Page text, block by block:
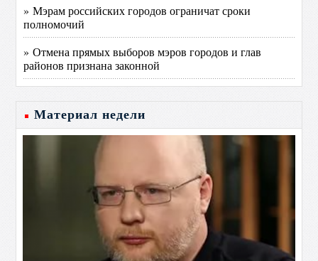
» Мэрам российских городов ограничат сроки
полномочий
» Отмена прямых выборов мэров городов и глав
районов признана законной
Материал недели